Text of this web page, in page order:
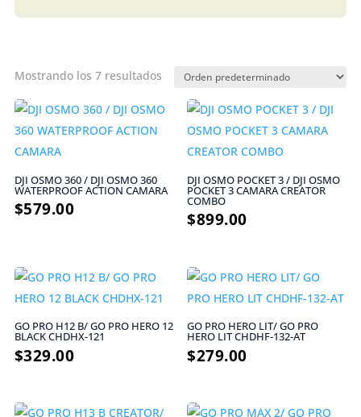
Mostrando los 7 resultados
DJI OSMO 360 / DJI OSMO 360
WATERPROOF ACTION CAMARA
$579.00
DJI OSMO POCKET 3 / DJI OSMO
POCKET 3 CAMARA CREATOR
COMBO
$899.00
GO PRO H12 B/ GO PRO HERO 12
BLACK CHDHX-121
$329.00
GO PRO HERO LIT/ GO PRO
HERO LIT CHDHF-132-AT
$279.00